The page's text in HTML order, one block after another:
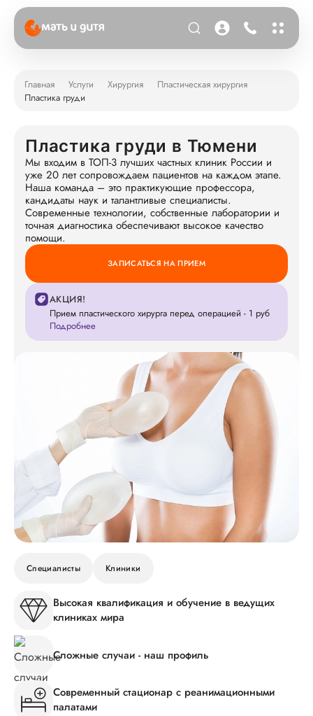
Главная Услуги Хирургия
Пластическая хирургия
Пластика груди
Пластика груди в Тюмени
Мы входим в ТОП-3 лучших частных клиник России и
уже 20 лет сопровождаем пациентов на каждом этапе.
Наша команда – это практикующие профессора,
кандидаты наук и талантливые специалисты.
Современные технологии, собственные лаборатории и
точная диагностика обеспечивают высокое качество
помощи.
ЗАПИСАТЬСЯ НА ПРИЕМ
АКЦИЯ!
Прием пластического хирурга перед операцией - 1 руб
Подробнее
Специалисты Клиники
Высокая квалификация и обучение в ведущих
клиниках мира
Сложные случаи - наш профиль
Современный стационар с реанимационными
палатами